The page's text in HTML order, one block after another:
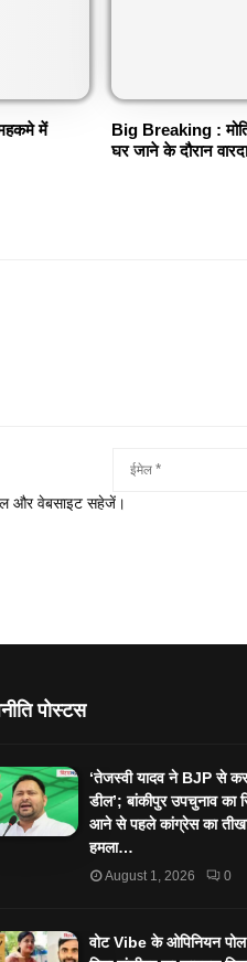
में
Big Breaking :
घर जाने के दौरान
और वेबसाइट सहेजें।
पोस्टस
‘तेजस्‍वी यादव ने BJP से
डील’; बांकीपुर उपचुनाव का
आने से पहले कांग्रेस का
हमला…
August 1, 2026 0
वोट Vibe के ओपिनियन पोल